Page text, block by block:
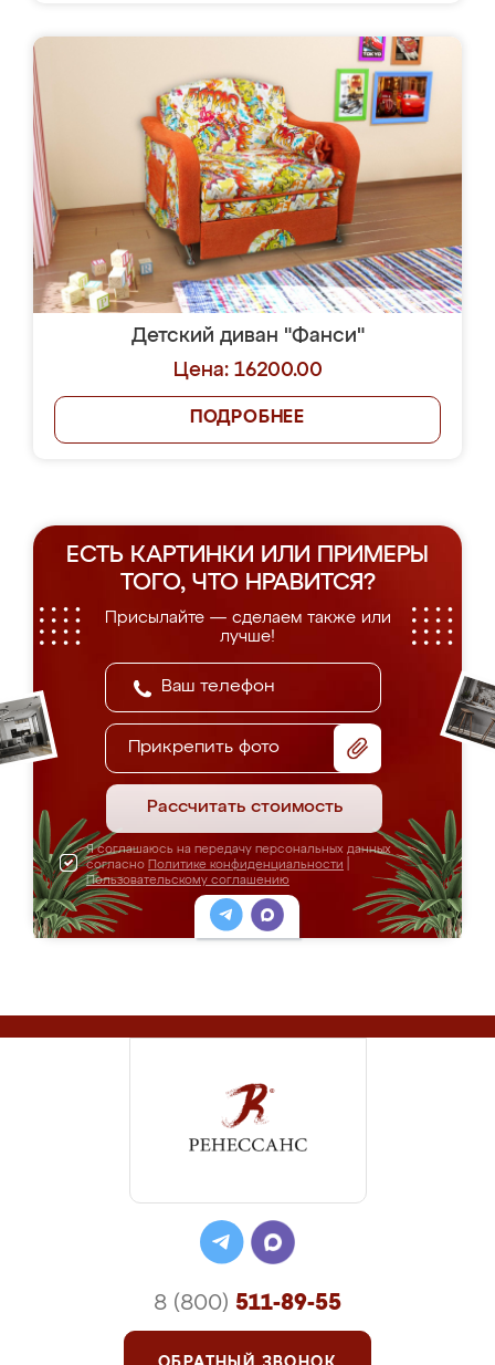
Детский диван "Фанси"
Цена: 16200.00
ПОДРОБНЕЕ
ЕСТЬ КАРТИНКИ ИЛИ ПРИМЕРЫ
ТОГО, ЧТО НРАВИТСЯ?
Присылайте — сделаем также или
лучше!
Прикрепить фото
Рассчитать стоимость
Я соглашаюсь на передачу персональных данных
согласно Политике конфиденциальности
Пользовательскому соглашению
8 (800) 511-89-55